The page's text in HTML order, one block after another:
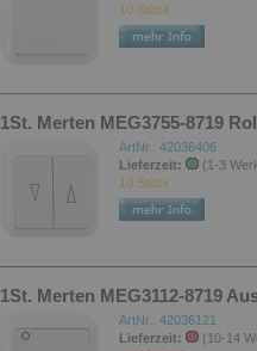
10 Stück.
1St. Merten MEG3755-8719
ArtNr.: 42036406
Lieferzeit:
(1-3
10 Stück.
1St. Merten MEG3112-8719
ArtNr.: 42036121
Lieferzeit:
(10-14